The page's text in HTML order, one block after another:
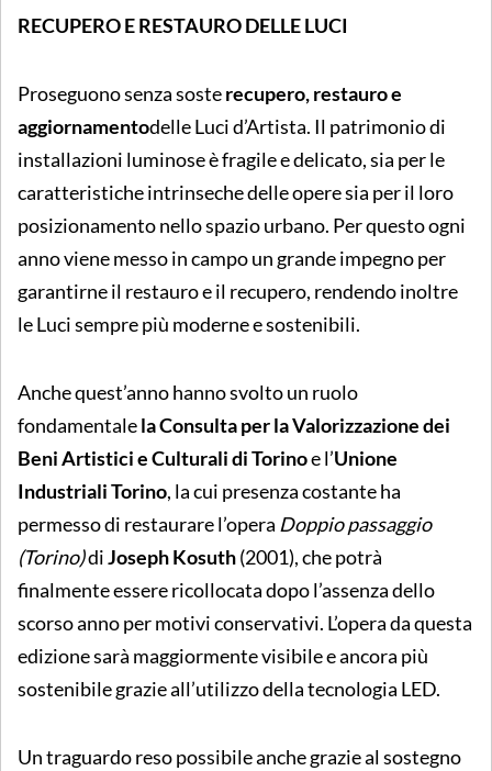
RECUPERO E RESTAURO DELLE LUCI
Proseguono senza sosterecupero, restauro e
aggiornamentodelle Luci d’Artista. Il patrimonio di
installazioni luminose è fragile e delicato, sia per le
caratteristiche intrinseche delle opere sia per il loro
posizionamento nello spazio urbano. Per questo ogni
anno viene messo in campo un grande impegno per
garantirne il restauro e il recupero, rendendo inoltre
le Luci sempre più moderne e sostenibili.
Anche quest’anno hanno svolto un ruolo
fondamentalela Consulta per la Valorizzazione dei
Beni Artistici e Culturali di Torinoe l’Unione
Industriali Torino, la cui presenza costante ha
permesso di restaurare l’opera Doppio passaggio
(Torino)diJoseph Kosuth(2001), che potrà
finalmente essere ricollocata dopo l’assenza dello
scorso anno per motivi conservativi. L’opera da questa
edizione sarà maggiormente visibile e ancora più
sostenibile grazie all’utilizzo della tecnologia LED.
Un traguardo reso possibile anche grazie al sostegno